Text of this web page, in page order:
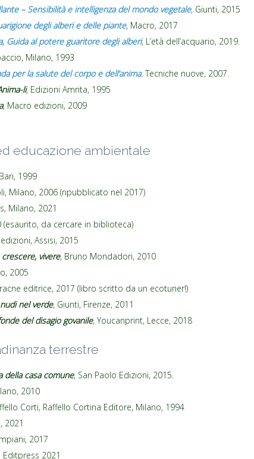
– Sensibilità e intelligenza del mondo vegetale, Giunti, 2015
degli alberi e delle piante, Macro, 2017
Guida al potere guaritore degli alberi, L’età dell’acquario, 2019.
Milano, 1993
per la salute del corpo e dell’anima. Tecniche nuove, 2007.
li, Edizioni Amrita, 1995
, Macro edizioni, 2009
educazione ambientale
1999
Milano, 2006 (ripubblicato nel 2017)
Milano, 2021
(esaurito, da cercare in biblioteca)
Assisi, 2015
vivere, Bruno Mondadori, 2010
2005
editrice, 2017 (libro scritto da un ecotuner!)
nel verde, Giunti, Firenze, 2011
del disagio govanile, Youcanprint, Lecce, 2018
terrestre
della casa comune, San Paolo Edizioni, 2015.
2010
Corti, Raffello Cortina Editore, Milano, 1994
2021
2017
Editpress 2021